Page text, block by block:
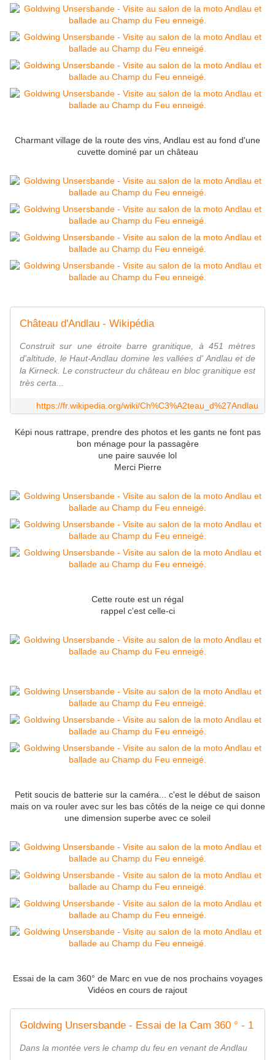
Charmant village de la route des vins, Andlau est au fond d'une
cuvette dominé par un château
Château d'Andlau - Wikipédia
Construit sur une étroite barre granitique, à 451 mètres
d'altitude, le Haut-Andlau domine les vallées d' Andlau et de
la Kirneck. Le constructeur du château en bloc granitique est
très certa...
https://fr.wikipedia.org/wiki/Ch%C3%A2teau_d%27Andlau
Képi nous rattrape, prendre des photos et les gants ne font pas
bon ménage pour la passagère
une paire sauvée lol
Merci Pierre
Cette route est un régal
rappel c'est celle-ci
Petit soucis de batterie sur la caméra... c'est le début de saison
mais on va rouler avec sur les bas côtés de la neige ce qui donne
une dimension superbe avec ce soleil
Essai de la cam 360° de Marc en vue de nos prochains voyages
Vidéos en cours de rajout
Goldwing Unsersbande - Essai de la Cam 360 ° - 1
Dans la montée vers le champ du feu en venant de Andlau